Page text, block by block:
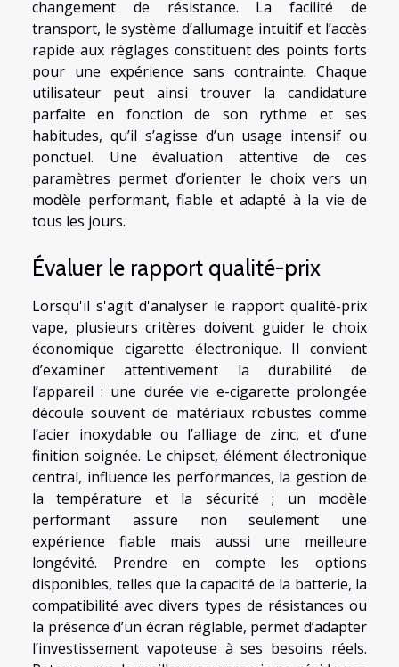
changement de résistance. La facilité de
transport, le système d’allumage intuitif et l’accès
rapide aux réglages constituent des points forts
pour une expérience sans contrainte. Chaque
utilisateur peut ainsi trouver la candidature
parfaite en fonction de son rythme et ses
habitudes, qu’il s’agisse d’un usage intensif ou
ponctuel. Une évaluation attentive de ces
paramètres permet d’orienter le choix vers un
modèle performant, fiable et adapté à la vie de
tous les jours.
Évaluer le rapport qualité-prix
Lorsqu'il s'agit d'analyser le rapport qualité-prix
vape, plusieurs critères doivent guider le choix
économique cigarette électronique. Il convient
d’examiner attentivement la durabilité de
l’appareil : une durée vie e-cigarette prolongée
découle souvent de matériaux robustes comme
l’acier inoxydable ou l’alliage de zinc, et d’une
finition soignée. Le chipset, élément électronique
central, influence les performances, la gestion de
la température et la sécurité ; un modèle
performant assure non seulement une
expérience fiable mais aussi une meilleure
longévité. Prendre en compte les options
disponibles, telles que la capacité de la batterie, la
compatibilité avec divers types de résistances ou
la présence d’un écran réglable, permet d’adapter
l’investissement vapoteuse à ses besoins réels.